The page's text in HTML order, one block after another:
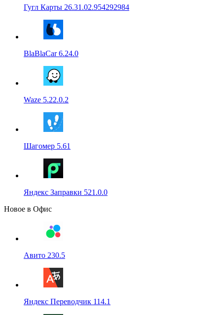
Гугл Карты 26.31.02.954292984
BlaBlaCar 6.24.0
Waze 5.22.0.2
Шагомер 5.61
Яндекс Заправки 521.0.0
Новое в Офис
Авито 230.5
Яндекс Переводчик 114.1